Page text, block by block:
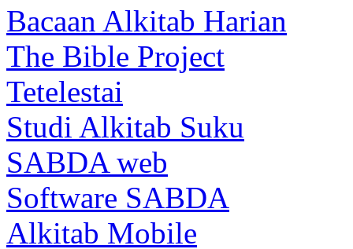
Bacaan Alkitab Harian
The Bible Project
Tetelestai
Studi Alkitab Suku
SABDA web
Software SABDA
Alkitab Mobile